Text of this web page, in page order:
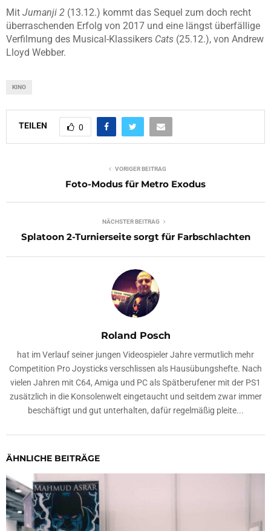
Mit Jumanji 2 (13.12.) kommt das Sequel zum doch recht
überraschenden Erfolg von 2017 und eine längst überfällige
Verfilmung des Musical-Klassikers Cats (25.12.), von Andrew
Lloyd Webber.
KINO
TEILEN 0
VORIGER BEITRAG
Foto-Modus für Metro Exodus
NÄCHSTER BEITRAG
Splatoon 2-Turnierseite sorgt für Farbschlachten
Roland Posch
hat im Verlauf seiner jungen Videospieler Jahre vermutlich mehr
Competition Pro Joysticks verschlissen als Hausübungshefte. Nach
vielen Jahren mit C64, Amiga und PC als Spätberufener mit der PS1
zusätzlich in die Konsolenwelt eingetaucht und seitdem zwar immer
beschäftigt und gut unterhalten, dafür regelmäßig pleite...
ÄHNLICHE BEITRÄGE